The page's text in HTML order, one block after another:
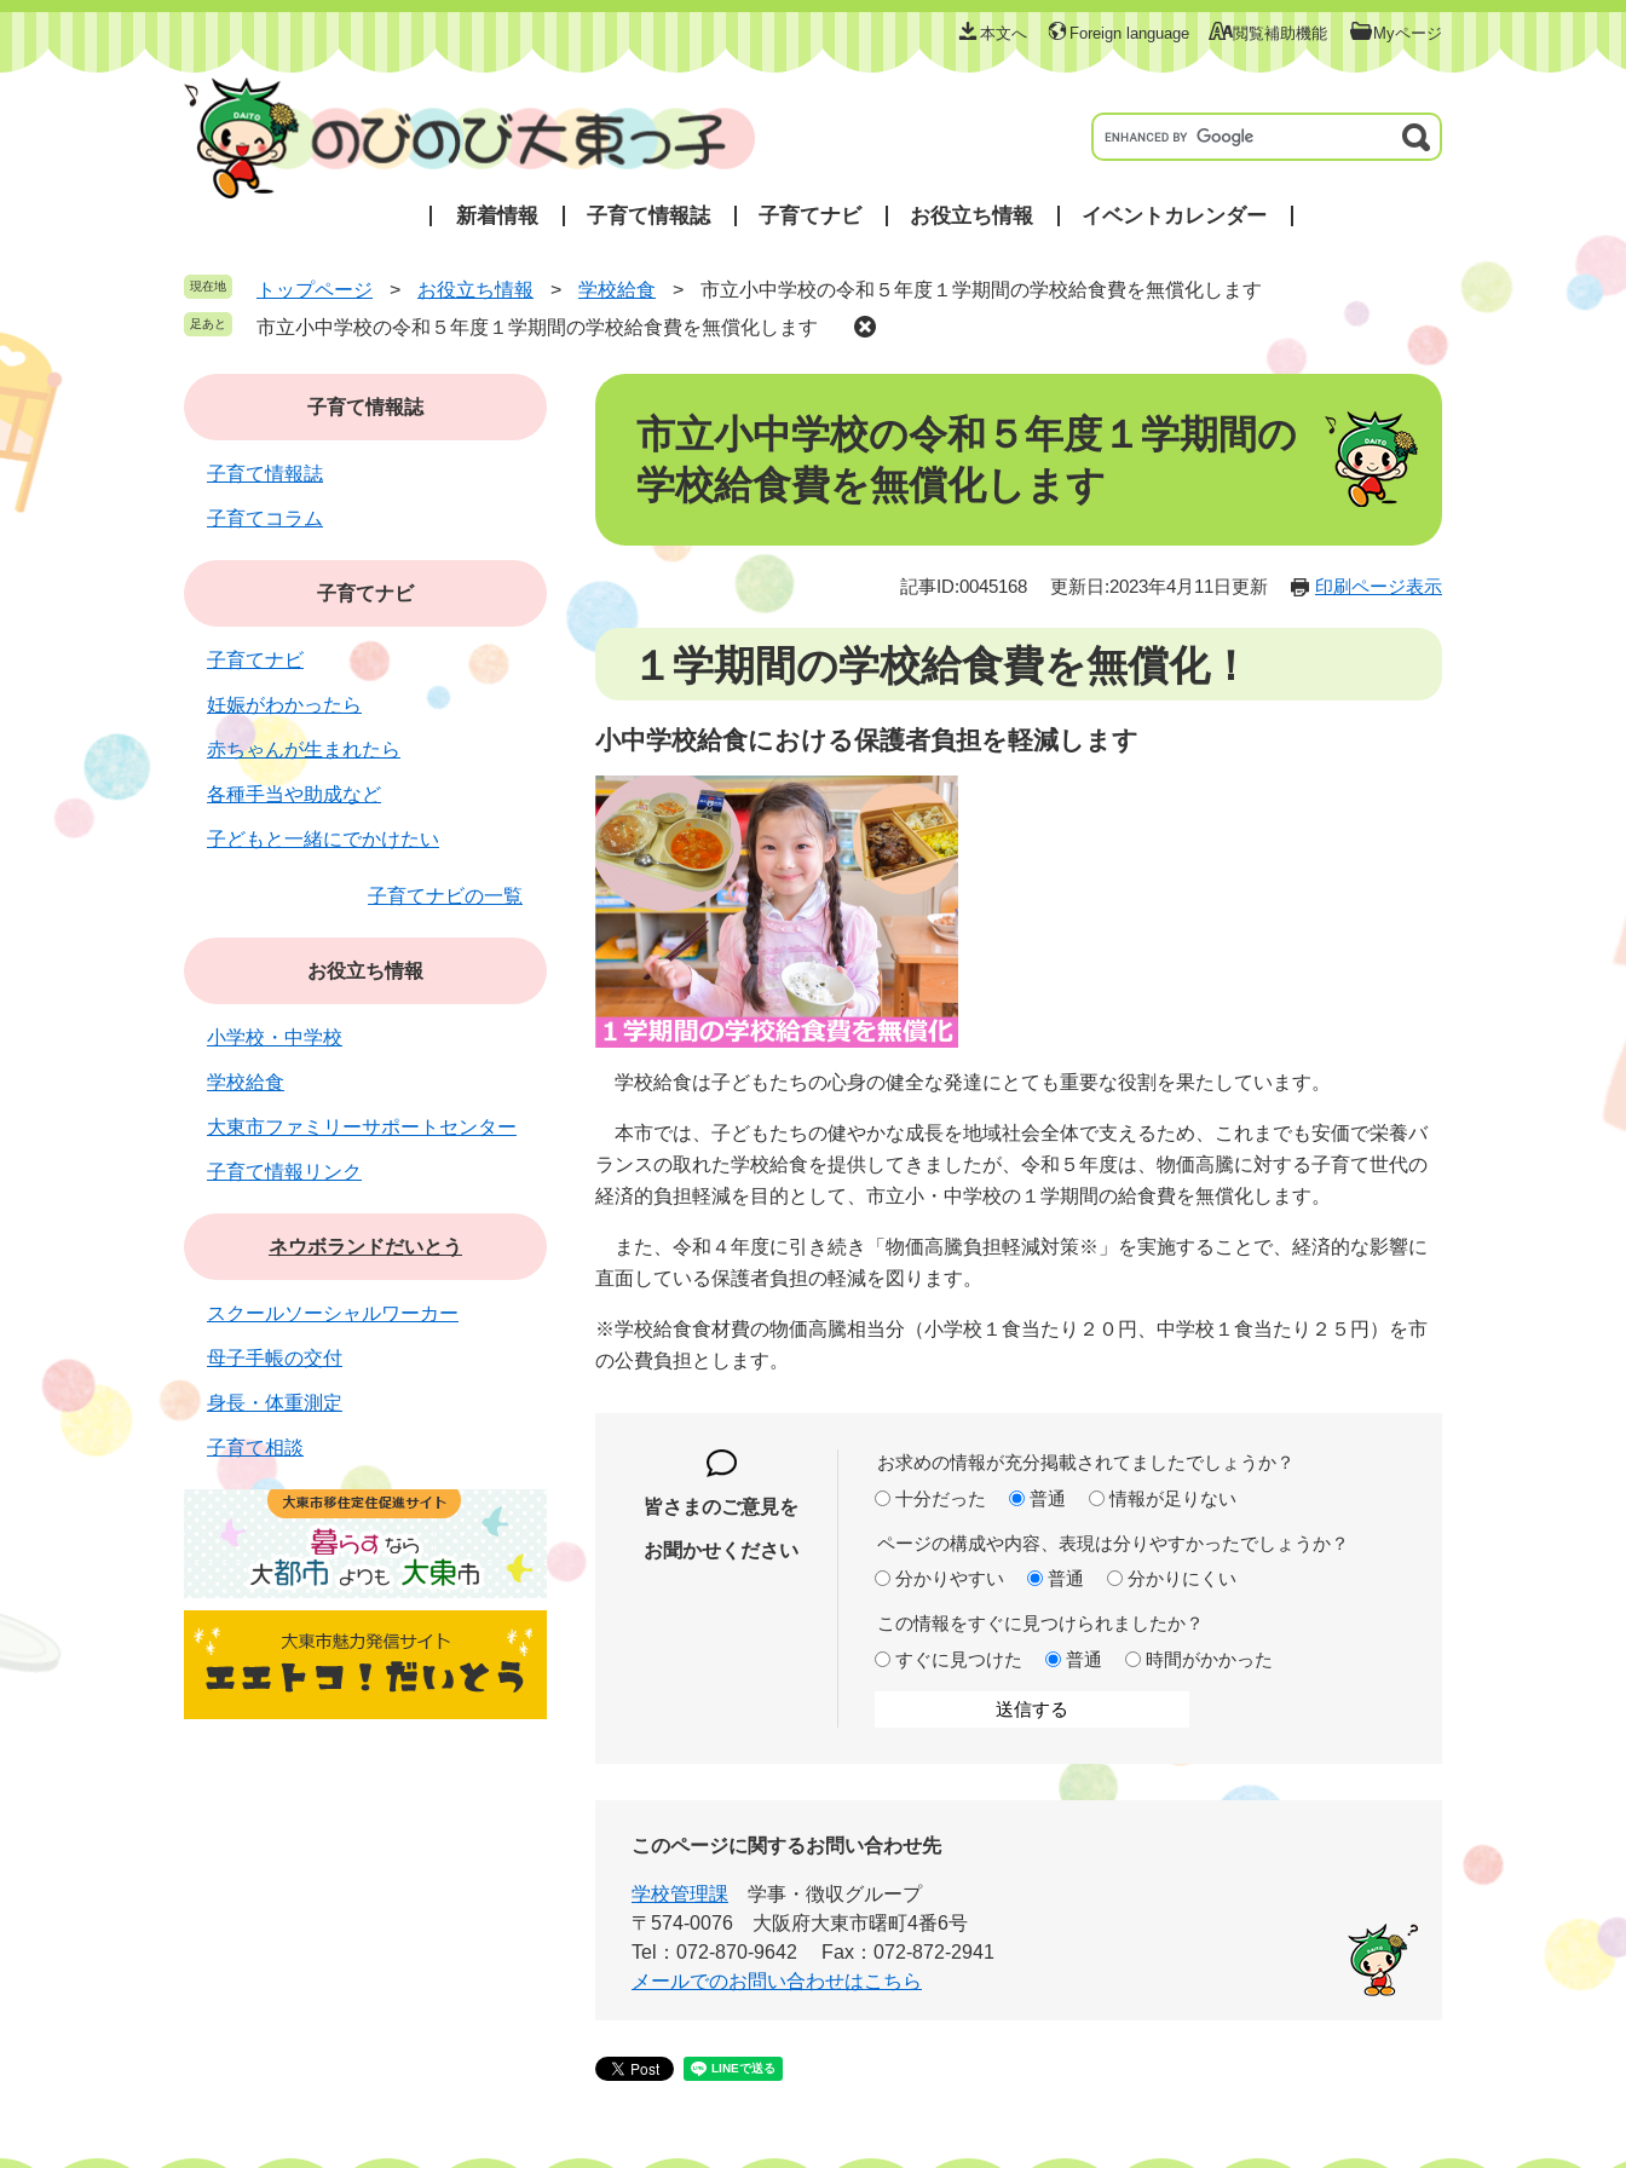
ペ
ジ
メ
ュ
へ
本文へ Foreign language 閲覧補助機能 Myページ
新着情報 子育て情報誌 子育てナビ お役立ち情報 イベントカレンダー
現在地 トップページ > お役立ち情報 > 学校給食 >
市立小中学校の令和５年度１学期間の学校給食費を無償化します
市立小中学校の令和５年度１学期間の学校給食費を無償化します
本
市立小中学校の令和５年度１学期間の
学校給食費を無償化します
記事ID:0045168 更新日:2023年4月11日更新 印刷ページ表示
１学期間の学校給食費を無償化！
小中学校給食における保護者負担を軽減します
学校給食は子どもたちの心身の健全な発達にとても重要な役割を果たしています。
本市では、子どもたちの健やかな成長を地域社会全体で支えるため、これまでも安価で栄養バ
ランスの取れた学校給食を提供してきましたが、令和５年度は、物価高騰に対する子育て世代の
経済的負担軽減を目的として、市立小・中学校の１学期間の給食費を無償化します。
また、令和４年度に引き続き「物価高騰負担軽減対策※」を実施することで、経済的な影響に
直面している保護者負担の軽減を図ります。
※学校給食食材費の物価高騰相当分（小学校１食当たり２０円、中学校１食当たり２５円）を市
の公費負担とします。
皆さまのご意見を
お聞かせください
お求めの情報が充分掲載されてましたでしょうか？
十分だった
普通 情報が足りない
ページの構成や内容、表現は分りやすかったでしょうか？
分かりやすい
普通 分かりにくい
この情報をすぐに見つけられましたか？
すぐに見つけた
普通 時間がかかった
このページに関するお問い合わせ先
学校管理課
学事・徴収グループ
〒574-0076
大阪府大東市曙町4番6号
Tel：072-870-9642
Fax：072-872-2941
メールでのお問い合わせはこちら
子育て情報誌
子育て情報誌
子育てコラム
子育てナビ
子育てナビ
妊娠がわかったら
赤ちゃんが生まれたら
各種手当や助成など
子どもと一緒にでかけたい
子育てナビの一覧
お役立ち情報
小学校・中学校
学校給食
大東市ファミリーサポートセンター
子育て情報リンク
ネウボランドだいとう
スクールソーシャルワーカー
母子手帳の交付
身長・体重測定
子育て相談